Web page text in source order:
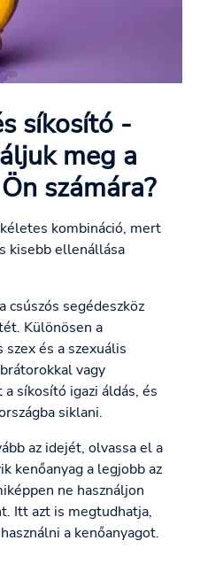
síkosító -
meg a
számára?
kombináció, mert
kisebb ellenállása
csúszós segédeszköz
Különösen a
szex és a szexuális
vagy
síkosító igazi áldás, és
siklani.
az idejét, olvassa el a
kenőanyag a legjobb az
ne használjon
Itt azt is megtudhatja,
a kenőanyagot.